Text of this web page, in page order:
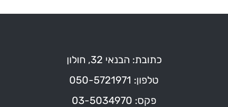
כתובת: הבנאי 32, חולון
טלפון: 050-5721971
פקס: 03-5034970